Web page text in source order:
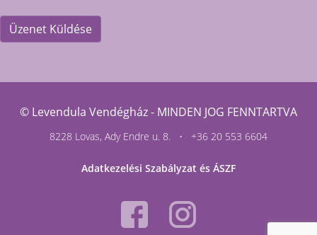
© Levendula Vendégház - MINDEN JOG FENNTARTVA
8228 Lovas, Ady Endre u. 8. • +36 20 553 6604
Adatkezelési Szabályzat és ÁSZF